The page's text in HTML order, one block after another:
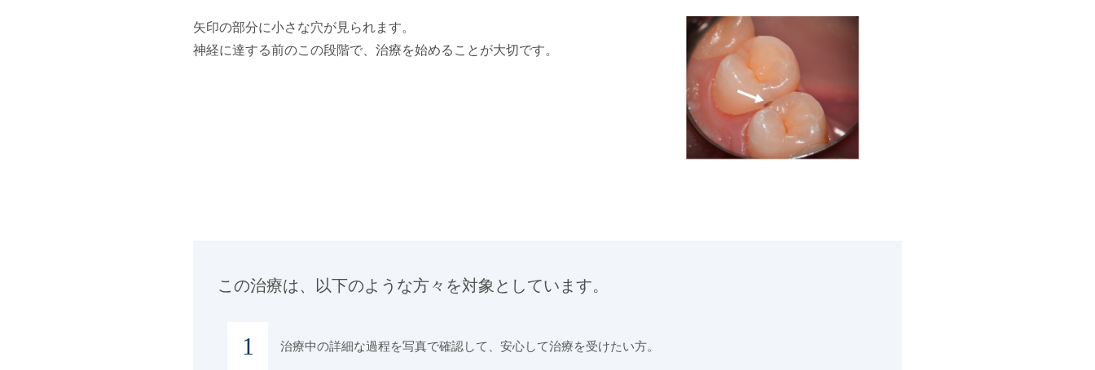
矢印の部分に小さな穴が見られます。
神経に達する前のこの段階で、治療を始めることが大切です。
この治療は、以下のような⽅々を対象としています。
治療中の詳細な過程を写真で確認して、安心して治療を受けたい方。